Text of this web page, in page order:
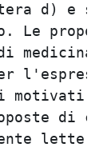
lettera
di